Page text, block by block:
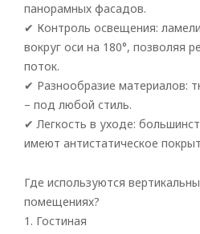
панорамных фасадов.
✔ Контроль освещения:
вокруг оси на 180°, позволяя
поток.
✔ Разнообразие материалов:
– под любой стиль.
✔ Легкость в уходе:
имеют антистатическое
Где используются
помещениях?
1. Гостиная